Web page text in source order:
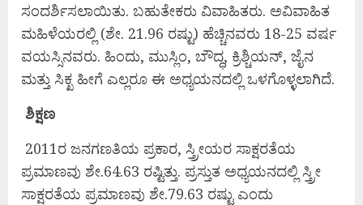
ಸಂದರ್ಶಿಸಲಾಯಿತು. ಬಹುತೇಕರು ವಿವಾಹಿತರು. ಅವಿವಾಹಿತ
ಮಹಿಳೆಯರಲ್ಲಿ (ಶೇ. 21.96 ರಷ್ಟು) ಹೆಚ್ಚಿನವರು 18-25 ವರ್ಷ
ವಯಸ್ಸಿನವರು. ಹಿಂದು, ಮುಸ್ಲಿಂ, ಬೌದ್ಧ, ಕ್ರಿಶ್ಚಿಯನ್, ಜೈನ
ಮತ್ತು ಸಿಕ್ಖ ಹೀಗೆ ಎಲ್ಲರೂ ಈ ಅಧ್ಯಯನದಲ್ಲಿ ಒಳಗೊಳ್ಳಲಾಗಿದೆ.
ಶಿಕ್ಷಣ
2011ರ ಜನಗಣತಿಯ ಪ್ರಕಾರ, ಸ್ತ್ರೀಯರ ಸಾಕ್ಷರತೆಯ
ಪ್ರಮಾಣವು ಶೇ.64.63 ರಷ್ಟಿತ್ತು. ಪ್ರಸ್ತುತ ಅಧ್ಯಯನದಲ್ಲಿ ಸ್ತ್ರೀ
ಸಾಕ್ಷರತೆಯ ಪ್ರಮಾಣವು ಶೇ.79.63 ರಷ್ಟು ಎಂದು